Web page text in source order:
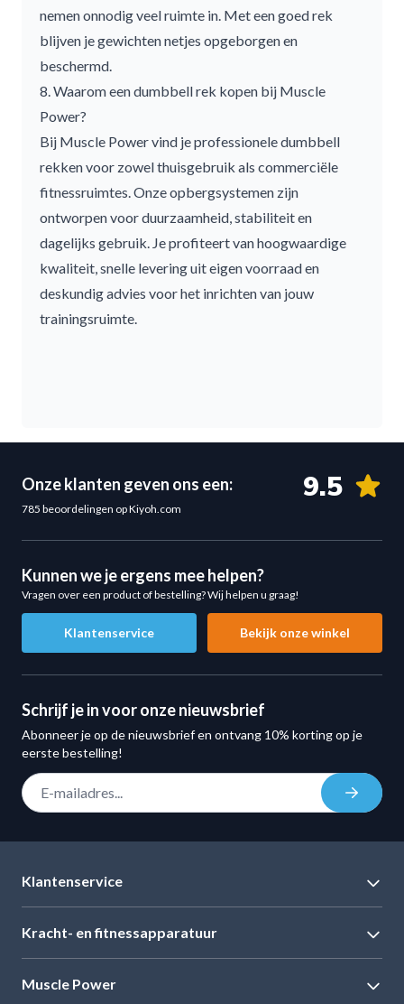
nemen onnodig veel ruimte in. Met een goed rek
blijven je gewichten netjes opgeborgen en
beschermd.
8. Waarom een dumbbell rek kopen bij Muscle
Power?
Bij Muscle Power vind je professioneledumbbell
rekkenvoor zowel thuisgebruik als commerciële
fitnessruimtes. Onze opbergsystemen zijn
ontworpen voor duurzaamheid, stabiliteit en
dagelijks gebruik. Je profiteert van hoogwaardige
kwaliteit, snelle levering uit eigen voorraad en
deskundig advies voor het inrichten van jouw
trainingsruimte.
Onze klanten geven ons een:
785 beoordelingen op Kiyoh.com
9.5
Kunnen we je ergens mee helpen?
Vragen over een product of bestelling? Wij helpen u graag!
Klantenservice Bekijk onze winkel
Schrijf je in voor onze nieuwsbrief
Abonneer je op de nieuwsbrief en ontvang 10% korting op je
eerste bestelling!
Klantenservice
Kracht- en fitnessapparatuur
Muscle Power